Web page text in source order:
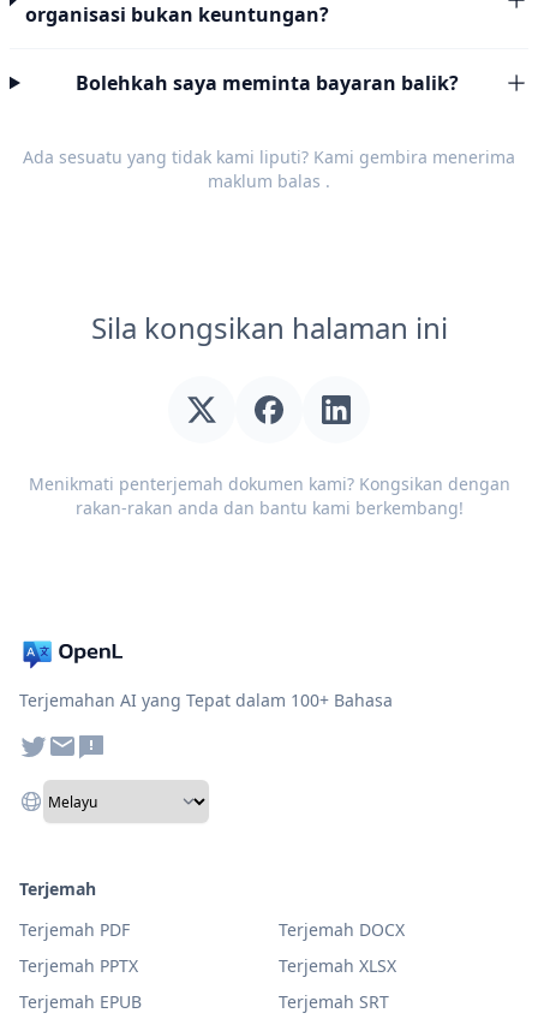
organisasi bukan keuntungan?
Bolehkah saya meminta bayaran balik?
Ada sesuatu yang tidak kami liputi? Kami gembira menerima
maklum balas .
Sila kongsikan halaman ini
Menikmati penterjemah dokumen kami? Kongsikan dengan
rakan-rakan anda dan bantu kami berkembang!
Terjemahan AI yang Tepat dalam 100+ Bahasa
Terjemah
Terjemah PDF
Terjemah DOCX
Terjemah PPTX
Terjemah XLSX
Terjemah EPUB
Terjemah SRT